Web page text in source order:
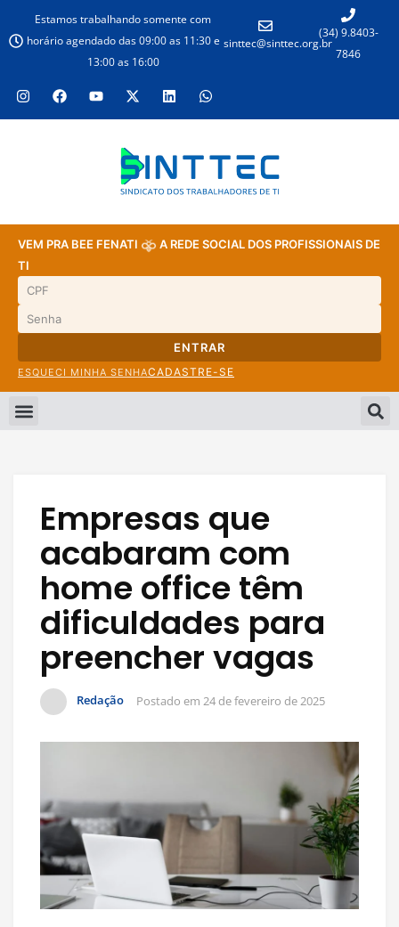
Estamos trabalhando somente com
horário agendado das 09:00 as 11:30 e
13:00 as 16:00
sinttec@sinttec.org.br
(34) 9.8403-
7846
VEM PRA BEE FENATI
A REDE SOCIAL DOS PROFISSIONAIS DE
TI
ENTRAR
ESQUECI MINHA SENHACADASTRE-SE
Empresas que
acabaram com
home office têm
dificuldades para
preencher vagas
Redação Postado em 24 de fevereiro de 2025